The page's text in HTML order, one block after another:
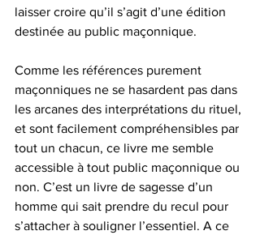
laisser croire qu’il s’agit d’une édition
destinée au public maçonnique.
Comme les références purement
maçonniques ne se hasardent pas dans
les arcanes des interprétations du rituel,
et sont facilement compréhensibles par
tout un chacun, ce livre me semble
accessible à tout public maçonnique ou
non. C’est un livre de sagesse d’un
homme qui sait prendre du recul pour
s’attacher à souligner l’essentiel. A ce